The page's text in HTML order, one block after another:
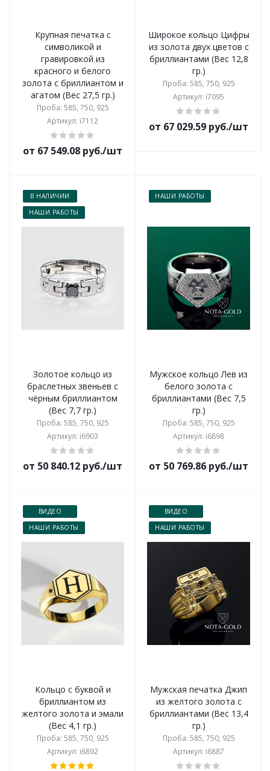
Крупная печатка с
символикой и
гравировкой из
красного и белого
золота с бриллиантом и
агатом (Вес 27,5 гр.)
Проба: 585, 750, 925
Артикул: i7112
от 67 549.08 руб./шт
Широкое кольцо Цифры
из золота двух цветов с
бриллиантами (Вес 12,8
гр.)
Проба: 585, 750, 925
Артикул: i7095
от 67 029.59 руб./шт
В НАЛИЧИИ
НАШИ РАБОТЫ
Золотое кольцо из
браслетных звеньев с
чёрным бриллиантом
(Вес 7,7 гр.)
Проба: 585, 750, 925
Артикул: i6903
от 50 840.12 руб./шт
НАШИ РАБОТЫ
Мужское кольцо Лев из
белого золота с
бриллиантами (Вес 7,5
гр.)
Проба: 585, 750, 925
Артикул: i6898
от 50 769.86 руб./шт
ВИДЕО
НАШИ РАБОТЫ
Кольцо с буквой и
бриллиантом из
желтого золота и эмали
(Вес 4,1 гр.)
Проба: 585, 750, 925
Артикул: i6892
ВИДЕО
НАШИ РАБОТЫ
Мужская печатка Джип
из желтого золота с
бриллиантами (Вес 13,4
гр.)
Проба: 585, 750, 925
Артикул: i6887